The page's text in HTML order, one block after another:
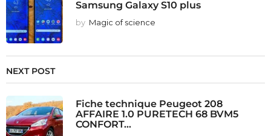
Samsung Galaxy S10 plus
by Magic of science
NEXT POST
Fiche technique Peugeot 208
AFFAIRE 1.0 PURETECH 68 BVM5
CONFORT...